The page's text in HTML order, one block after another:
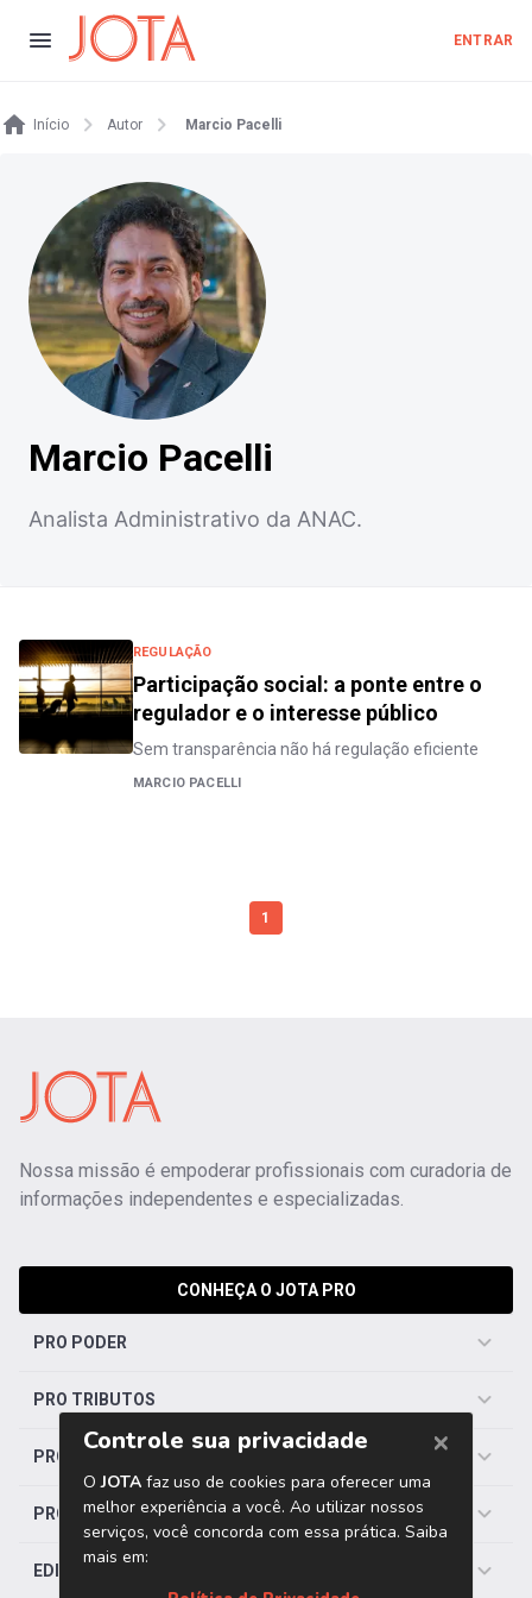
ENTRAR
Início Autor Marcio Pacelli
Marcio Pacelli
Analista Administrativo da ANAC.
REGULAÇÃO
Participação social: a ponte entre o
regulador e o interesse público
Sem transparência não há regulação eficiente
MARCIO PACELLI
1
Nossa missão é empoderar profissionais com curadoria de
informações independentes e especializadas.
CONHEÇA O JOTA PRO
PRO PODER
PRO TRIBUTOS
PRO TRABALHISTA
PRO SAÚDE
EDITORIAS